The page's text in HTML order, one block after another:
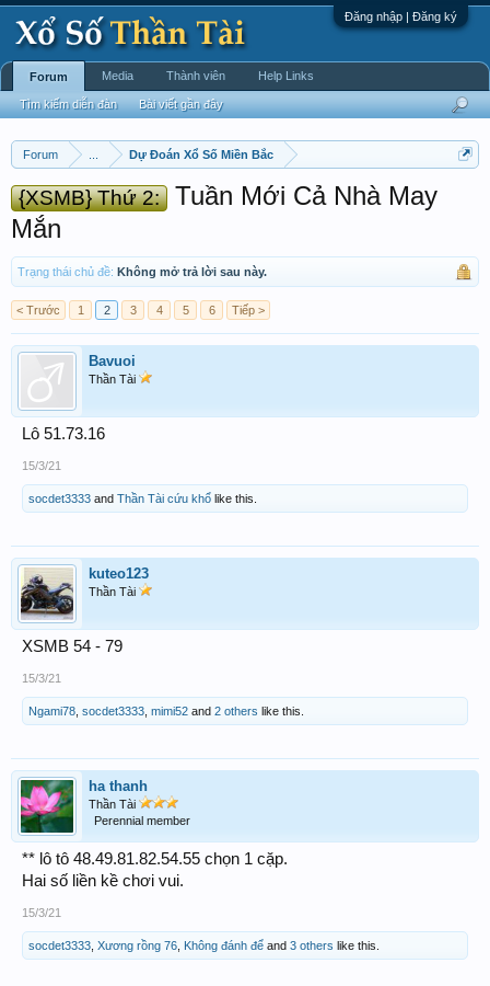
Đăng nhập | Đăng ký
Forum Dự Đoán Xổ Số Miền Bắc
{XSMB} Thứ 2:
Tuần Mới Cả Nhà May
Mắn
Trạng thái chủ đề: Không mở trả lời sau này.
< Trước 1 2 3 4 5 6 Tiếp >
Bavuoi
Thần Tài
Lô 51.73.16
15/3/21
socdet3333 and Thần Tài cứu khổ like this.
kuteo123
Thần Tài
XSMB 54 - 79
15/3/21
Ngami78 socdet3333 mimi52 and 2 others like this.
ha thanh
Thần Tài
Perennial member
** lô tô 48.49.81.82.54.55 chọn 1 cặp.
Hai số liền kề chơi vui.
15/3/21
socdet3333 Xương rồng 76 Không đánh để and 3 others like this.
Forum
Tìm kiếm diễn đàn Bài viết gần đây
Media Thành viên Help Links